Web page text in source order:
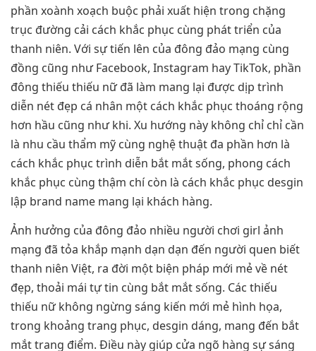
phần xoành xoạch buộc phải xuất hiện trong chặng
trục đường cải cách khắc phục cùng phát triển của
thanh niên. Với sự tiến lên của đông đảo mạng cùng
đồng cũng như Facebook, Instagram hay TikTok, phần
đông thiếu thiếu nữ đã làm mang lại được dịp trình
diễn nét đẹp cá nhân một cách khắc phục thoáng rộng
hơn hầu cũng như khi. Xu hướng này không chỉ chỉ cần
là nhu cầu thẩm mỹ cùng nghệ thuật đa phần hơn là
cách khắc phục trình diễn bắt mắt sống, phong cách
khắc phục cùng thậm chí còn là cách khắc phục desgin
lập brand name mang lại khách hàng.
Ảnh hưởng của đông đảo nhiều người chơi girl ảnh
mạng đã tỏa khắp mạnh dạn dạn đến người quen biết
thanh niên Việt, ra đời một biện pháp mới mẻ về nét
đẹp, thoải mái tự tin cùng bắt mắt sống. Các thiếu
thiếu nữ không ngừng sáng kiến mới mẻ hình họa,
trong khoảng trang phục, desgin dáng, mang đến bắt
mắt trang điểm. Điều này giúp cửa ngõ hàng sự sáng